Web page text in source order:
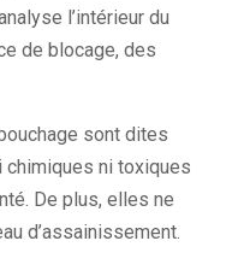
l’intérieur du
de blocage, des
sont dites
chimiques ni toxiques
De plus, elles ne
d’assainissement.